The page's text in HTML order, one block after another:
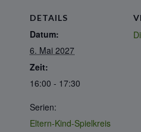
DETAILS
Datum:
6. Mai 2027
Zeit:
16:00 - 17:30
Serien:
Eltern-Kind-Spielkreis